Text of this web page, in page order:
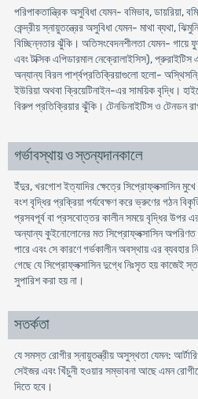
পরিপাকতান্ত্রিক অসুবিধা যেমন- বমিভাব, ডায়রিয়া,
কেন্দ্রীয় স্নায়ুতন্ত্রের অসুবিধা যেমন- মাথা ব্যথা,
বিচ্ছিন্নতার ঝুঁকি। অতিসংবেদনশীলতা যেমন-
এবং টক্সিক এপিডারমাল নেক্রোলাইসিস), প্রুরাইটিস
অন্যান্য বিরল পার্শ্বপ্রতিক্রিয়াগুলো হলো-
ইউরিয়া অথবা ক্রিয়েটিনাইন-এর সাময়িক বৃদ্ধি।
বিরুপ প্রতিক্রিয়ার ঝুঁকি। টেনডিনাইটিস ও টেনডন
গর্ভাবস্থায় ও স্তন্যদানকালে
ইঁদুর, খরগোশ ইত্যাদির ক্ষেত্রে সিপ্রোফ্লক্সাসিন
বংশ বৃদ্ধির প্রক্রিয়া পর্যবেক্ষণ করে ভ্রুণের গঠন
প্রসবপূর্ব বা প্রসবোত্তর কালীন সময়ে বৃদ্ধির উপর
অন্যান্য কুইনোলোনের মত সিপ্রোফ্লক্সাসিন অপরিণত
পারে এবং সে কারণে গর্ভকালীন অবস্থায় এর ব্যবহার
গেছে যে সিপ্রোফ্লক্সাসিন দুগ্ধে নিঃসৃত হয় কাজেই
সুপারিশ করা হয় না।
সতর্কতা
যে সমস্ত রোগীর স্নায়ুতন্ত্রীয় অসুস্থতা যেমন:
সেইজর এবং খিঁচুনী হওয়ার সম্ভাবনা আছে এমন
দিতে হবে।